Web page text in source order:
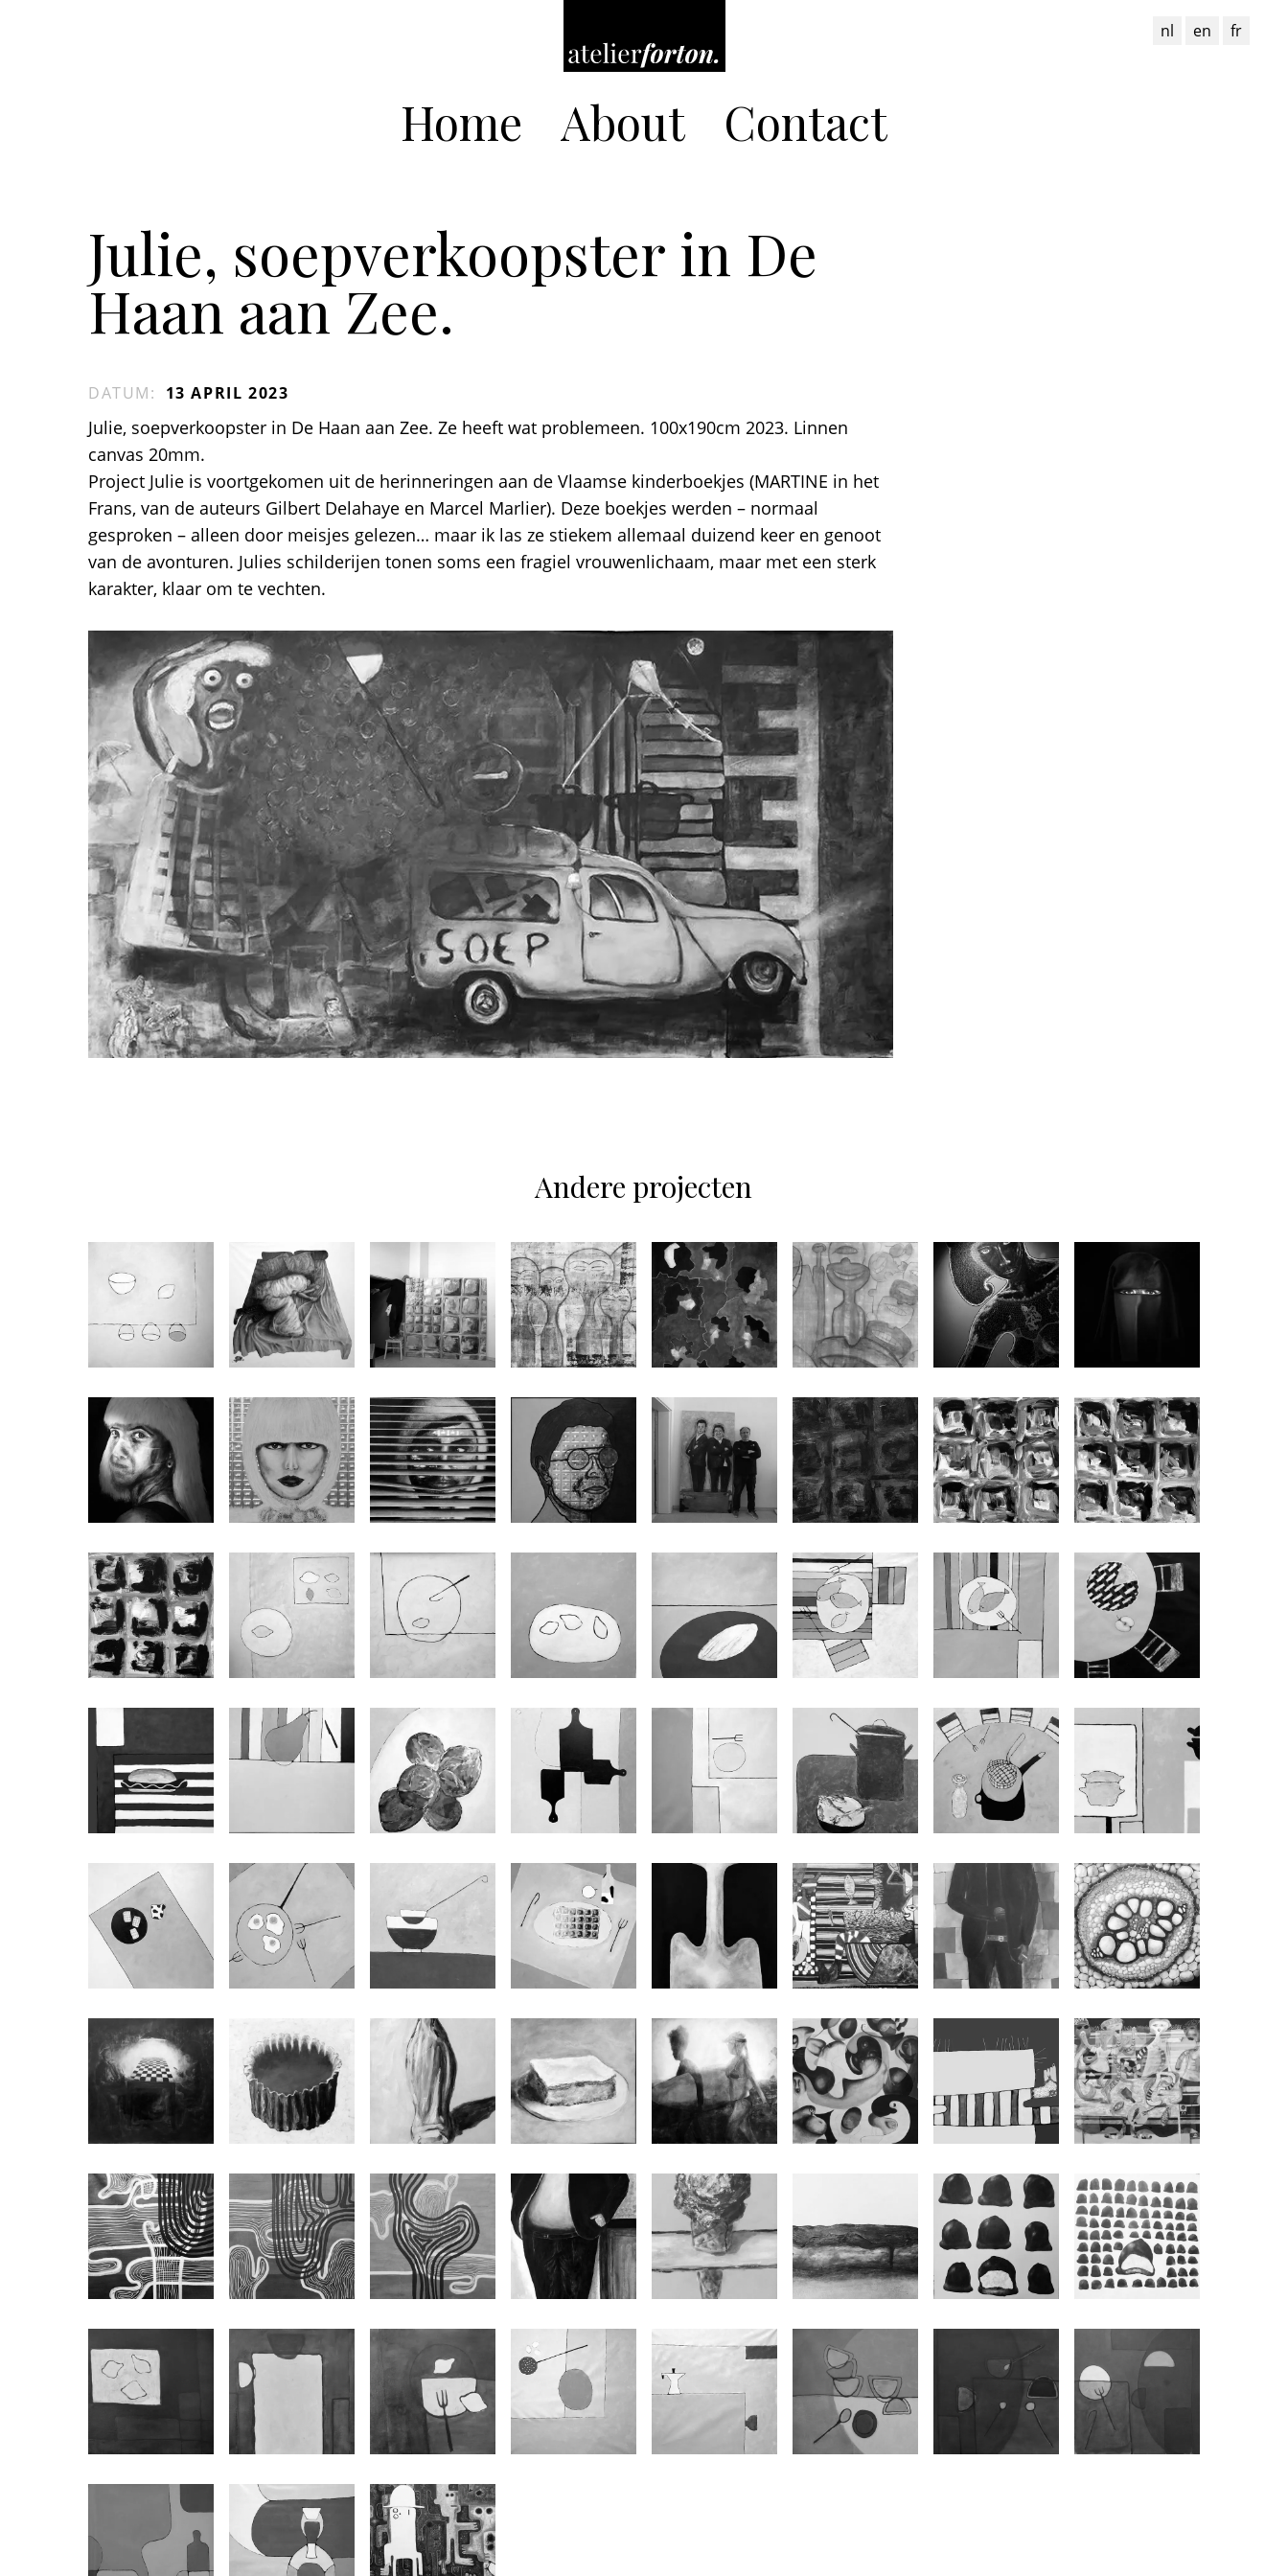
nl en fr
Home About Contact
Julie, soepverkoopster in De
Haan aan Zee.
DATUM: 13 APRIL 2023
Julie, soepverkoopster in De Haan aan Zee. Ze heeft wat problemeen. 100x190cm 2023. Linnen
canvas 20mm.
Project Julie is voortgekomen uit de herinneringen aan de Vlaamse kinderboekjes (MARTINE in het
Frans, van de auteurs Gilbert Delahaye en Marcel Marlier). Deze boekjes werden – normaal
gesproken – alleen door meisjes gelezen… maar ik las ze stiekem allemaal duizend keer en genoot
van de avonturen. Julies schilderijen tonen soms een fragiel vrouwenlichaam, maar met een sterk
karakter, klaar om te vechten.
Andere projecten